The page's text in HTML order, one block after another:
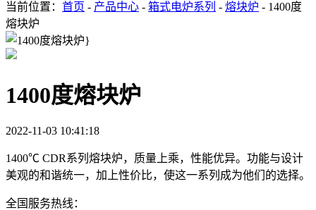
当前位置： 首页 - 产品中心 - 箱式电炉系列 - 熔块炉 - 1400度
熔块炉
1400度熔块炉
2022-11-03 10:41:18
1400℃ CDR系列熔块炉，质量上乘，性能优异。功能与设计
美观的和谐统一，加上性价比，使这一系列成为他们的选择。
全国服务热线：